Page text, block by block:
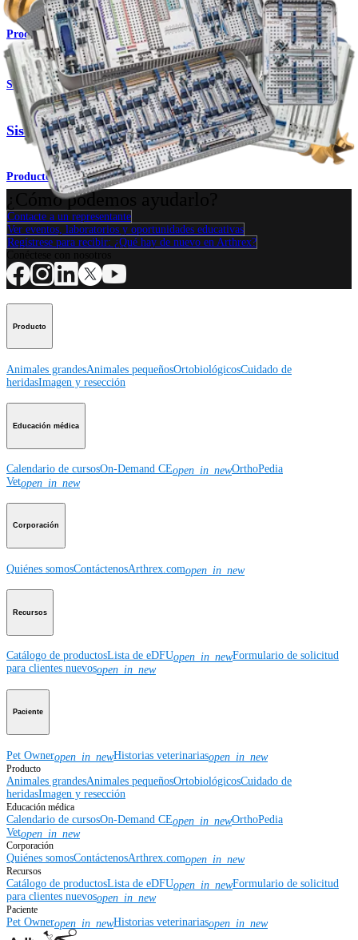
Producto
Small Animal
Sistema de tornillos canulados QuickFix™
Producto
¿Cómo podemos ayudarlo?
Contacte a un representante
Ver eventos, laboratorios y oportunidades educativas
Regístrese para recibir: ¿Qué hay de nuevo en Arthrex?
Producto
Animales grandesAnimales pequeñosOrtobiológicosCuidado de
heridasImagen y resección
Educación médica
Calendario de cursosOn-Demand CEopen_in_newOrthoPedia
Vetopen_in_new
Corporación
Quiénes somosContáctenosArthrex.comopen_in_new
Recursos
Catálogo de productosLista de eDFUopen_in_newFormulario de solicitud
para clientes nuevosopen_in_new
Paciente
Pet Owneropen_in_newHistorias veterinariasopen_in_new
Producto
Animales grandesAnimales pequeñosOrtobiológicosCuidado de
heridasImagen y resección
Educación médica
Calendario de cursosOn-Demand CEopen_in_newOrthoPedia
Vetopen_in_new
Corporación
Quiénes somosContáctenosArthrex.comopen_in_new
Recursos
Catálogo de productosLista de eDFUopen_in_newFormulario de solicitud
para clientes nuevosopen_in_new
Paciente
Pet Owneropen_in_newHistorias veterinariasopen_in_new